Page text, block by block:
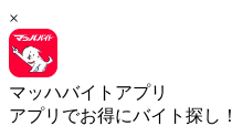
×
マッハバイトアプリ
アプリでお得にバイト探し！